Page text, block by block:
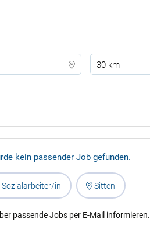
30 km
kein passender Job gefunden.
Sozialarbeiter/in Sitten
passende Jobs per E-Mail informieren.